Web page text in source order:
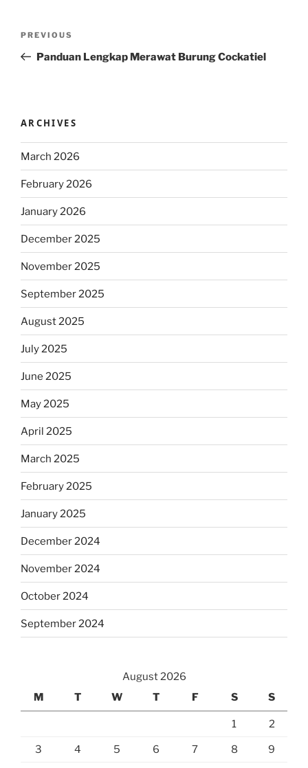
Previous
Post
PREVIOUS
Panduan Lengkap Merawat Burung Cockatiel
ARCHIVES
March 2026
February 2026
January 2026
December 2025
November 2025
September 2025
August 2025
July 2025
June 2025
May 2025
April 2025
March 2025
February 2025
January 2025
December 2024
November 2024
October 2024
September 2024
August 2026
M
T W T F S S
1 2
3 4 5 6 7 8 9